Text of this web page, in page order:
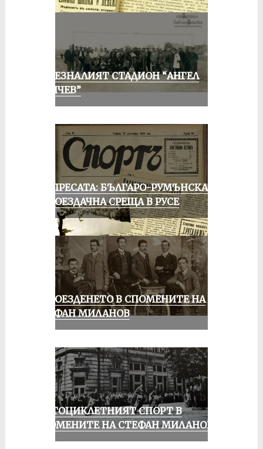
ИЗЧЕЗНАЛИЯТ СТАДИОН “АНГЕЛ
КЪНЧЕВ”
ОТ ПРЕСАТА: БЪЛГАРО-РУМЪНСКА
КОЛОЕЗДАЧНА СРЕЩА В РУСЕ
КОЛОЕЗДЕНЕТО В СПОМЕНИТЕ НА
СТЕФАН МИЛАНОВ
МОТОЦИКЛЕТНИЯТ СПОРТ В
СПОМЕНИТЕ НА СТЕФАН МИЛАНОВ